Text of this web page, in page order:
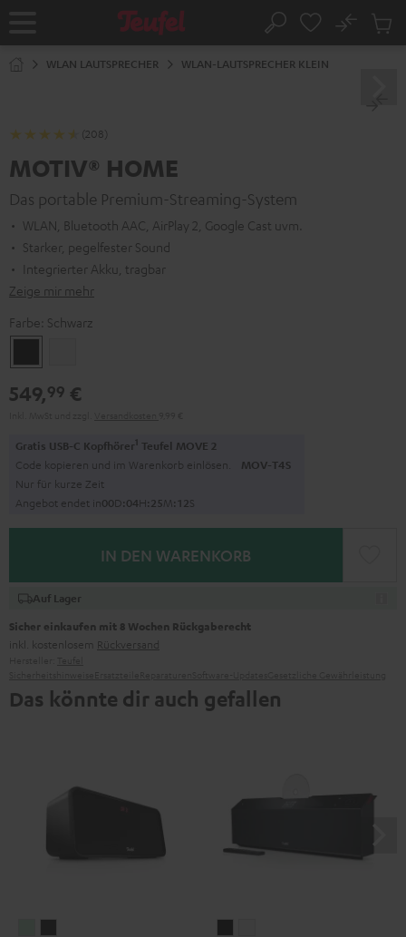
Startseite Suche
No
WLAN LAUTSPRECHER WLAN-LAUTSPRECHER KLEIN
(208)
MOTIV® HOME
Das portable Premium-Streaming-System
WLAN, Bluetooth AAC, AirPlay 2, Google Cast uvm.
Starker, pegelfester Sound
Integrierter Akku, tragbar
Zeige mir mehr
Farbe: Schwarz
549,99 €
Gratis USB-C Kopfhörer1 Teufel MOVE 2
Code kopieren und im Warenkorb einlösen. MOV-T4S
Nur für kurze Zeit
Angebot endet in00D:04H: 25M:1 1S
IN DEN WARENKORB
Auf Lager
Sicher einkaufen mit 8 Wochen Rückgaberecht
inkl. kostenlosem Rückversand
Das könnte dir auch gefallen